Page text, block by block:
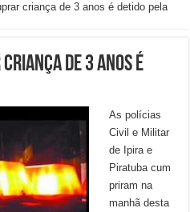
criança de 3 anos é detido pela
de 3 anos é
As polícias
Civil e Militar
de Ipira e
Piratuba cum
priram na
manhã desta